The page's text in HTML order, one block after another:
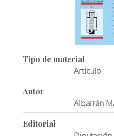
Tipo de material
Artículo
Autor
Albarrán
Editorial